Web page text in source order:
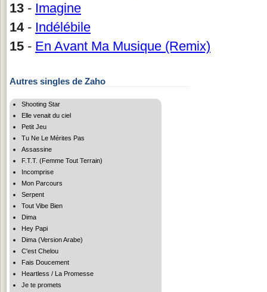
13 - Imagine
14- Indélébile
15 - En Avant Ma Musique (Remix)
Autres singles de Zaho
Shooting Star
Elle venait du ciel
Petit Jeu
Tu Ne Le Mérites Pas
Assassine
F.T.T. (Femme Tout Terrain)
Incomprise
Mon Parcours
Serpent
Tout Vibe Bien
Dima
Hey Papi
Dima (Version Arabe)
C'est Chelou
Fais Doucement
Heartless / La Promesse
Je te promets